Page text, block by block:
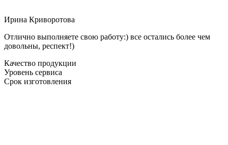
Ирина Криворотова
Отлично выполняете свою работу:) все остались более чем
довольны, респект!)
Качество продукции
Уровень сервиса
Срок изготовления